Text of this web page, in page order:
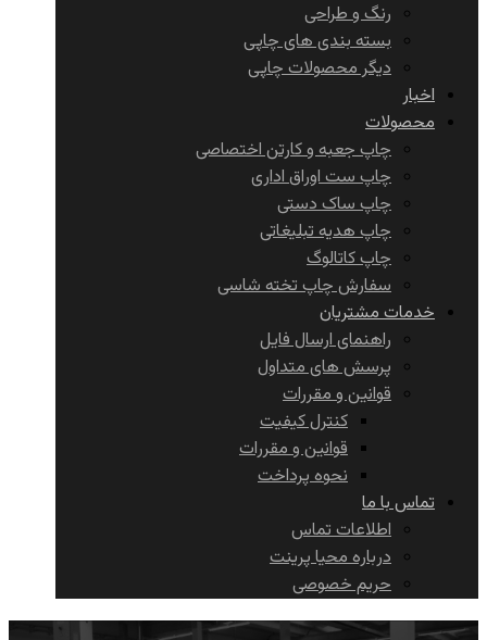
رنگ و طراحی
بسته بندی های چاپی
دیگر محصولات چاپی
اخبار
محصولات
چاپ جعبه و کارتن اختصاصی
چاپ ست اوراق اداری
چاپ ساک دستی
چاپ هدیه تبلیغاتی
چاپ کاتالوگ
سفارش چاپ تخته شاسی
خدمات مشتریان
راهنمای ارسال فایل
پرسش های متداول
قوانین و مقررات
کنترل کیفیت
قوانین و مقررات
نحوه پرداخت
تماس با ما
اطلاعات تماس
درباره محیا پرینت
حریم خصوصی